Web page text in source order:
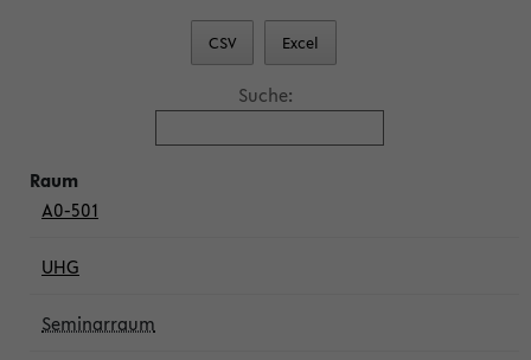
CSV Excel
Suche:
A0-501
UHG
Seminarraum